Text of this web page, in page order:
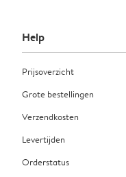
Help
Prijsoverzicht
Grote bestellingen
Verzendkosten
Levertijden
Orderstatus